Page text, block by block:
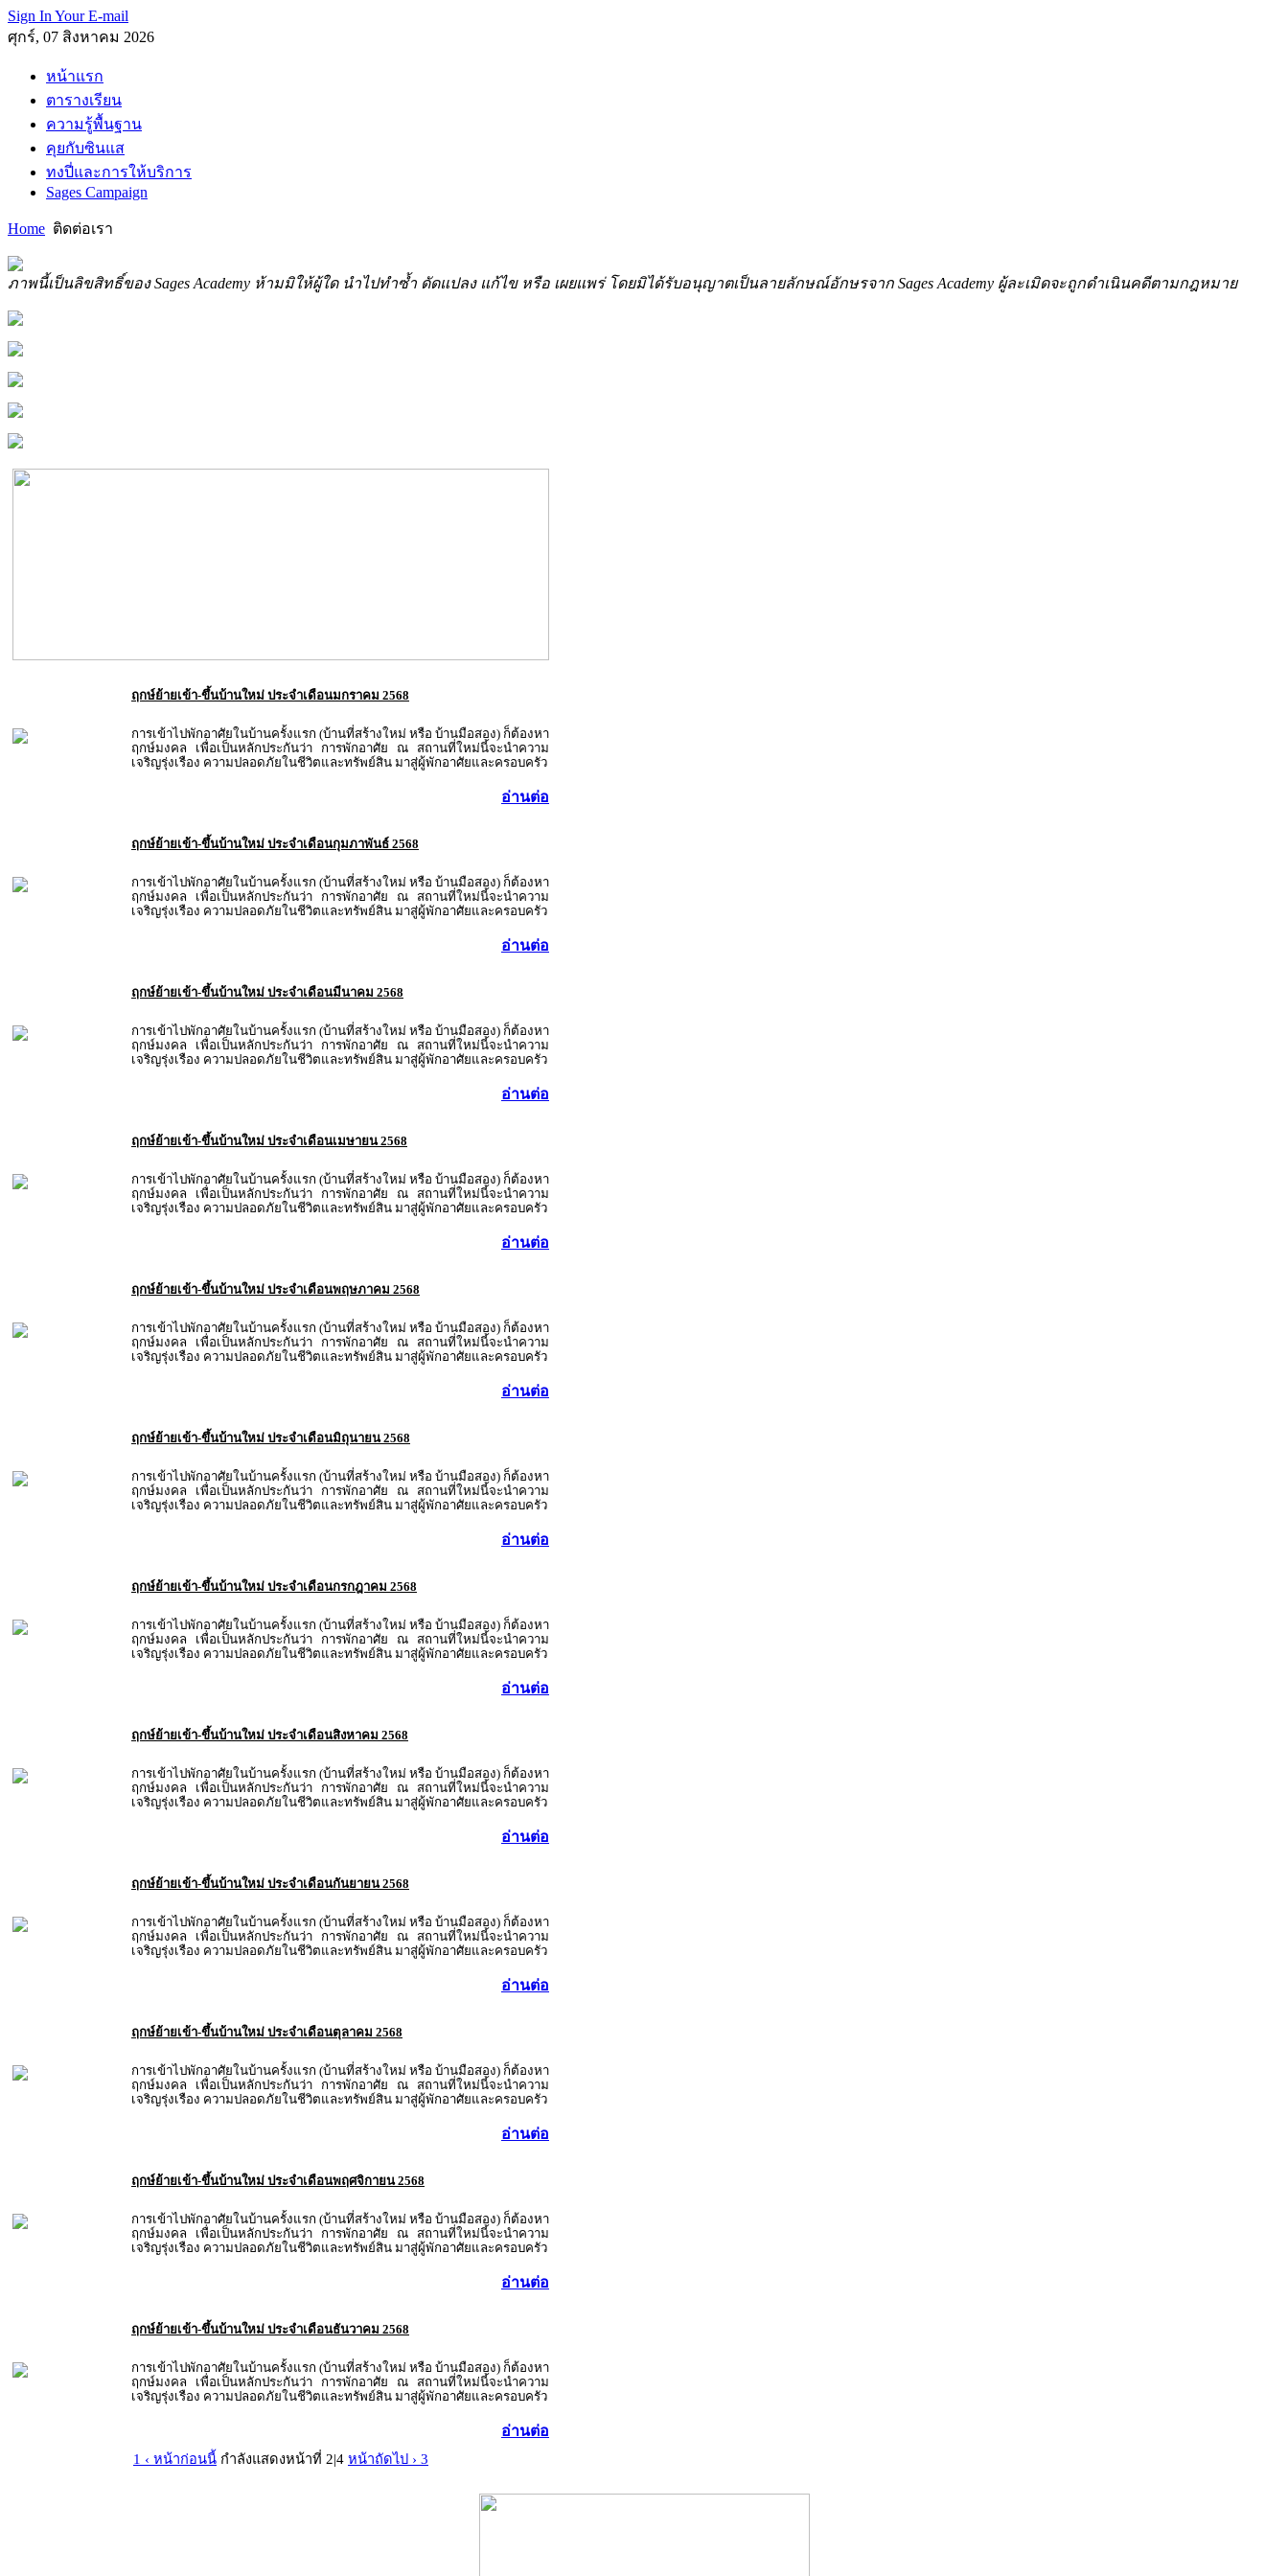
Sign In Your E-mail
ศุกร์, 07 สิงหาคม 2026
หน้าแรก
ตารางเรียน
ความรู้พื้นฐาน
คุยกับซินแส
ทงปี่และการให้บริการ
Sages Campaign
Home ติดต่อเรา
ภาพนี้เป็นลิขสิทธิ์ของ Sages Academy ห้ามมิให้ผู้ใด นำไปทำซ้ำ ดัดแปลง แก้ไข หรือ เผยแพร่ โดยมิได้รับอนุญาตเป็นลายลักษณ์อักษรจาก Sages Academy ผู้ละเมิดจะถูกดำเนินคดีตามกฎหมาย
ฤกษ์ย้ายเข้า-ขึ้นบ้านใหม่ ประจำเดือนมกราคม 2568
การเข้าไปพักอาศัยในบ้านครั้งแรก (บ้านที่สร้างใหม่ หรือ บ้านมือสอง) ก็ต้องหา
ฤกษ์มงคล เพื่อเป็นหลักประกันว่า การพักอาศัย ณ สถานที่ใหม่นี้จะนำความ
เจริญรุ่งเรือง ความปลอดภัยในชีวิตและทรัพย์สิน มาสู่ผู้พักอาศัยและครอบครัว
อ่านต่อ
ฤกษ์ย้ายเข้า-ขึ้นบ้านใหม่ ประจำเดือนกุมภาพันธ์ 2568
การเข้าไปพักอาศัยในบ้านครั้งแรก (บ้านที่สร้างใหม่ หรือ บ้านมือสอง) ก็ต้องหา
ฤกษ์มงคล เพื่อเป็นหลักประกันว่า การพักอาศัย ณ สถานที่ใหม่นี้จะนำความ
เจริญรุ่งเรือง ความปลอดภัยในชีวิตและทรัพย์สิน มาสู่ผู้พักอาศัยและครอบครัว
อ่านต่อ
ฤกษ์ย้ายเข้า-ขึ้นบ้านใหม่ ประจำเดือนมีนาคม 2568
การเข้าไปพักอาศัยในบ้านครั้งแรก (บ้านที่สร้างใหม่ หรือ บ้านมือสอง) ก็ต้องหา
ฤกษ์มงคล เพื่อเป็นหลักประกันว่า การพักอาศัย ณ สถานที่ใหม่นี้จะนำความ
เจริญรุ่งเรือง ความปลอดภัยในชีวิตและทรัพย์สิน มาสู่ผู้พักอาศัยและครอบครัว
อ่านต่อ
ฤกษ์ย้ายเข้า-ขึ้นบ้านใหม่ ประจำเดือนเมษายน 2568
การเข้าไปพักอาศัยในบ้านครั้งแรก (บ้านที่สร้างใหม่ หรือ บ้านมือสอง) ก็ต้องหา
ฤกษ์มงคล เพื่อเป็นหลักประกันว่า การพักอาศัย ณ สถานที่ใหม่นี้จะนำความ
เจริญรุ่งเรือง ความปลอดภัยในชีวิตและทรัพย์สิน มาสู่ผู้พักอาศัยและครอบครัว
อ่านต่อ
ฤกษ์ย้ายเข้า-ขึ้นบ้านใหม่ ประจำเดือนพฤษภาคม 2568
การเข้าไปพักอาศัยในบ้านครั้งแรก (บ้านที่สร้างใหม่ หรือ บ้านมือสอง) ก็ต้องหา
ฤกษ์มงคล เพื่อเป็นหลักประกันว่า การพักอาศัย ณ สถานที่ใหม่นี้จะนำความ
เจริญรุ่งเรือง ความปลอดภัยในชีวิตและทรัพย์สิน มาสู่ผู้พักอาศัยและครอบครัว
อ่านต่อ
ฤกษ์ย้ายเข้า-ขึ้นบ้านใหม่ ประจำเดือนมิถุนายน 2568
การเข้าไปพักอาศัยในบ้านครั้งแรก (บ้านที่สร้างใหม่ หรือ บ้านมือสอง) ก็ต้องหา
ฤกษ์มงคล เพื่อเป็นหลักประกันว่า การพักอาศัย ณ สถานที่ใหม่นี้จะนำความ
เจริญรุ่งเรือง ความปลอดภัยในชีวิตและทรัพย์สิน มาสู่ผู้พักอาศัยและครอบครัว
อ่านต่อ
ฤกษ์ย้ายเข้า-ขึ้นบ้านใหม่ ประจำเดือนกรกฎาคม 2568
การเข้าไปพักอาศัยในบ้านครั้งแรก (บ้านที่สร้างใหม่ หรือ บ้านมือสอง) ก็ต้องหา
ฤกษ์มงคล เพื่อเป็นหลักประกันว่า การพักอาศัย ณ สถานที่ใหม่นี้จะนำความ
เจริญรุ่งเรือง ความปลอดภัยในชีวิตและทรัพย์สิน มาสู่ผู้พักอาศัยและครอบครัว
อ่านต่อ
ฤกษ์ย้ายเข้า-ขึ้นบ้านใหม่ ประจำเดือนสิงหาคม 2568
การเข้าไปพักอาศัยในบ้านครั้งแรก (บ้านที่สร้างใหม่ หรือ บ้านมือสอง) ก็ต้องหา
ฤกษ์มงคล เพื่อเป็นหลักประกันว่า การพักอาศัย ณ สถานที่ใหม่นี้จะนำความ
เจริญรุ่งเรือง ความปลอดภัยในชีวิตและทรัพย์สิน มาสู่ผู้พักอาศัยและครอบครัว
อ่านต่อ
ฤกษ์ย้ายเข้า-ขึ้นบ้านใหม่ ประจำเดือนกันยายน 2568
การเข้าไปพักอาศัยในบ้านครั้งแรก (บ้านที่สร้างใหม่ หรือ บ้านมือสอง) ก็ต้องหา
ฤกษ์มงคล เพื่อเป็นหลักประกันว่า การพักอาศัย ณ สถานที่ใหม่นี้จะนำความ
เจริญรุ่งเรือง ความปลอดภัยในชีวิตและทรัพย์สิน มาสู่ผู้พักอาศัยและครอบครัว
อ่านต่อ
ฤกษ์ย้ายเข้า-ขึ้นบ้านใหม่ ประจำเดือนตุลาคม 2568
การเข้าไปพักอาศัยในบ้านครั้งแรก (บ้านที่สร้างใหม่ หรือ บ้านมือสอง) ก็ต้องหา
ฤกษ์มงคล เพื่อเป็นหลักประกันว่า การพักอาศัย ณ สถานที่ใหม่นี้จะนำความ
เจริญรุ่งเรือง ความปลอดภัยในชีวิตและทรัพย์สิน มาสู่ผู้พักอาศัยและครอบครัว
อ่านต่อ
ฤกษ์ย้ายเข้า-ขึ้นบ้านใหม่ ประจำเดือนพฤศจิกายน 2568
การเข้าไปพักอาศัยในบ้านครั้งแรก (บ้านที่สร้างใหม่ หรือ บ้านมือสอง) ก็ต้องหา
ฤกษ์มงคล เพื่อเป็นหลักประกันว่า การพักอาศัย ณ สถานที่ใหม่นี้จะนำความ
เจริญรุ่งเรือง ความปลอดภัยในชีวิตและทรัพย์สิน มาสู่ผู้พักอาศัยและครอบครัว
อ่านต่อ
ฤกษ์ย้ายเข้า-ขึ้นบ้านใหม่ ประจำเดือนธันวาคม 2568
การเข้าไปพักอาศัยในบ้านครั้งแรก (บ้านที่สร้างใหม่ หรือ บ้านมือสอง) ก็ต้องหา
ฤกษ์มงคล เพื่อเป็นหลักประกันว่า การพักอาศัย ณ สถานที่ใหม่นี้จะนำความ
เจริญรุ่งเรือง ความปลอดภัยในชีวิตและทรัพย์สิน มาสู่ผู้พักอาศัยและครอบครัว
อ่านต่อ
1 ‹ หน้าก่อนนี้ กำลังแสดงหน้าที่ 2|4 หน้าถัดไป › 3